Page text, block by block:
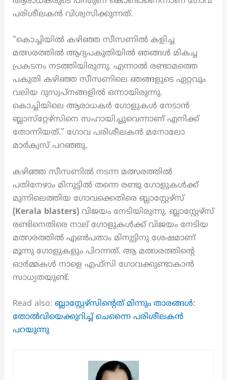
പരിശീലകൻ വിശ്വസിക്കുന്നത്.
“കൊച്ചിയിൽ കഴിഞ്ഞ സീസണിൽ കളിച്ച
മത്സരത്തിൽ ആദ്യപകുതിയിൽ ഞങ്ങൾ മികച്ച
പ്രകടനം നടത്തിയിരുന്നു. എന്നാൽ രണ്ടാമത്തെ
പകുതി കഴിഞ്ഞ സീസണിലെ ഞങ്ങളുടെ ഏറ്റവും
വലിയ ദുസ്വപ്‌നങ്ങളിൽ ഒന്നായിരുന്നു.
കൊച്ചിയിലെ ആരാധകർ ഗോളുകൾ നേടാൻ
ബ്ലാസ്‌റ്റേഴ്‌സിനെ സഹായിച്ചുവെന്നാണ് എനിക്ക്
തോന്നിയത്.” ഗോവ പരിശീലകൻ മനോലോ
മാർക്വസ് പറഞ്ഞു.
കഴിഞ്ഞ സീസണിൽ നടന്ന മത്സരത്തിൽ
പതിനേഴാം മിനുട്ടിൽ തന്നെ രണ്ടു ഗോളുകൾക്ക്
മുന്നിലെത്തിയ ഗോവക്കെതിരെ ബ്ലാസ്റ്റേഴ്‌സ്
(Kerala blasters)വിജയം നേടിയിരുന്നു. ബ്ലാസ്റ്റേഴ്‌സ്
രണ്ടിനെതിരെ നാല് ഗോളുകൾക്ക് വിജയം നേടിയ
മത്സരത്തിൽ എൺപതാം മിനുട്ടിനു ശേഷമാണ്
മൂന്നു ഗോളുകളും പിറന്നത്. ആ മത്സരത്തിന്റെ
ഓർമ്മകൾ നാളെ എഫ്‌സി ഗോവക്കുണ്ടാകാൻ
സാധ്യതയുണ്ട്.
Read also: ബ്ലാസ്റ്റേഴ്സിന്റെത് മിന്നും താരങ്ങൾ:
തോൽവിയെക്കുറിച്ച് ചെന്നൈ പരിശീലകൻ
പറയുന്നു